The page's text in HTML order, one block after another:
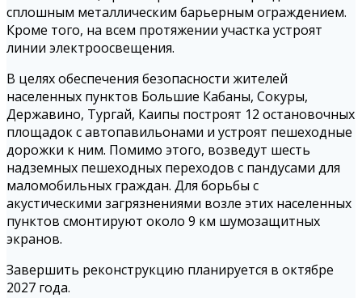
сплошным металлическим барьерным ограждением.
Кроме того, на всем протяжении участка устроят
линии электроосвещения.
В целях обеспечения безопасности жителей
населенных пунктов Большие Кабаны, Сокуры,
Державино, Тургай, Каипы построят 12 остановочных
площадок с автопавильонами и устроят пешеходные
дорожки к ним. Помимо этого, возведут шесть
надземных пешеходных переходов с пандусами для
маломобильных граждан. Для борьбы с
акустическими загрязнениями возле этих населенных
пунктов смонтируют около 9 км шумозащитных
экранов.
Завершить реконструкцию планируется в октябре
2027 года.